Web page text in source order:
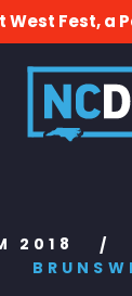
West Fest, a
2018 /